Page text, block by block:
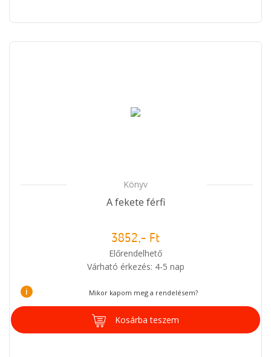
Könyv
A fekete férfi
3852,- Ft
Előrendelhető
Várható érkezés: 4-5 nap
i Mikor kapom meg a rendelésem?
Kosárba teszem